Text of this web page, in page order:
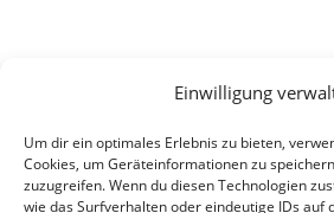
Einwilligung
Um dir ein optimales Erlebnis zu bieten,
Cookies, um Geräteinformationen zu
zuzugreifen. Wenn du diesen Technologien
wie das Surfverhalten oder eindeutige IDs auf
Alle Rechte vorbehalten -